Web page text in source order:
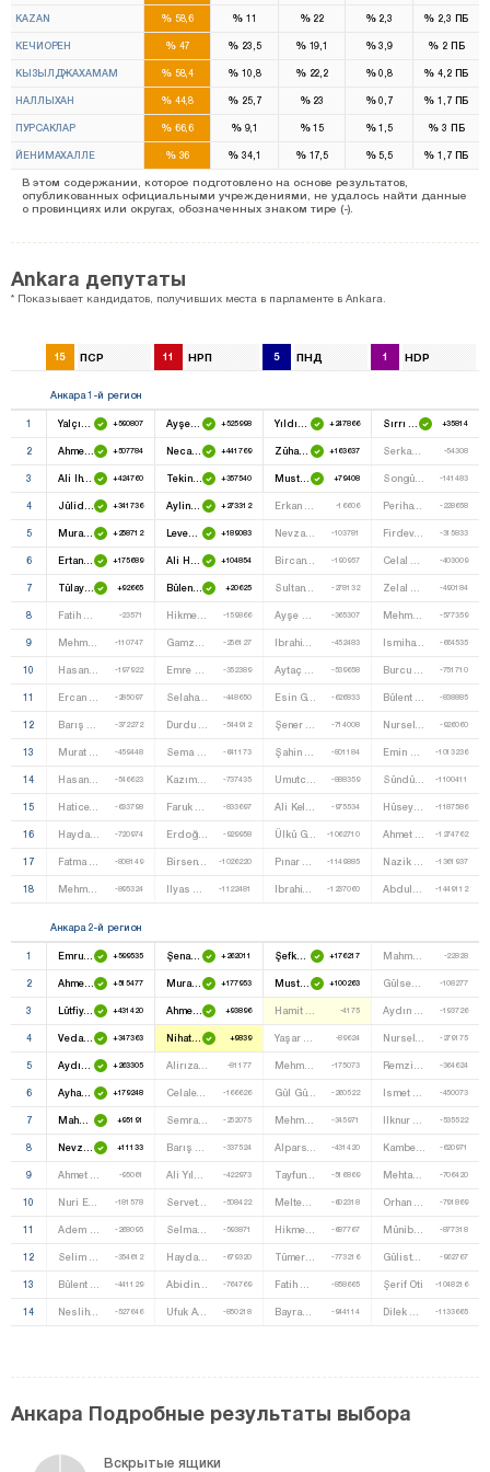
KAZAN %58,6 % 11 %22 %2,3 % 2,3 ПБ
КЕЧИОРЕН %47 % 23,5 %19,1 %3,9 %2 ПБ
КЫЗЫЛДЖАХАМАМ %58,4 % 10,8 %22,2 %0,8 % 4,2 ПБ
НАЛЛЫХАН %44,8 % 25,7 %23 %0,7 % 1,7 ПБ
ПУРСАКЛАР %66,6 %9,1 %15 %1,5 %3 ПБ
ЙЕНИМАХАЛЛЕ %36 % 34,1 %17,5 %5,5 % 1,7 ПБ
В этом содержании, которое подготовлено на основе результатов,
опубликованных официальными учреждениями, не удалось найти данные
о провинциях или округах, обозначенных знаком тире (-).
Ankara депутаты
* Показывает кандидатов, получивших места в парламенте в Ankara.
15 ПСР 11 НРП 5 ПНД 1 HDP
Анкара 1-й регион
1 +590807 Ayşe Gülsün Bilgehan +525998 +247866 +35814
2 Ahmet Gündoğdu +507784 Necati Yılmaz +441769 Zühal Topçu +163637 Serkan Özkan -54308
3 Ali Ihsan Arslan +424760 Tekin Bingöl +357540 Mustafa Erdem +79408 Songül Erol Abdil -141483
4 +341736 Aylin Nazlıaka +273312 -16606 Perihan Kiraz -228658
5 Murat Alparslan +258712 Levent Gök +189083 Nevzat Aypek -103781 Firdevs Kantar -315833
6 Ertan Aydın +175689 +104854 Bircan Akyıldız -190957 -403009
7 Tülay Selamoğlu +92665 Bülent Kuşoğlu +20625 Sultan Gündüz -278132 -490184
8 -23571 Hikmet Tepe -159866 -365307 Mehmet Tekin Okay -577359
9 Mehmet Emin Zararsız -110747 -256127 -452483 Ismihan Sarıateş -664535
10 Hasan Albayrak -197922 -352389 -539658 -751710
11 -285097 Selahattin Emre -448650 Esin Gürel -626833 -838885
12 -372272 -544912 -714008 -926060
13 -459448 -641173 -801184 -1013236
14 Hasan Karagöz -546623 Kazım Sönmez -737435 -888359 Sündüz Keleş -1100411
15 Hatice Demirtaş -633798 -833697 -975534 Hüseyin Ateş -1187586
16 Haydar Şahin -720974 Erdoğan Kılıç -929958 Ülkü Gök Güven -1062710 -1274762
17 -808149 Birsen Temir -1026220 -1149885 -1361937
18 Mehmet Ali Canlı -895324 -1122481 -1237060 -1449112
Анкара 2-й регион
1 Emrullah Işler +599535 Şenal Sarıhan +262011 Şefkat Çetin +176217 Mahmut Menduh Uyan -22828
2 Ahmet Iyimaya +515477 Murat Emir +177953 Mustafa Mit +100263 Gülsen Ülker -108277
3 Lütfiye Selva Çam +431420 Ahmet Haluk Koç +93896 -4175 -193726
4 Vedat Bilgin +347363 Nihat Yeşil +9839 -89624 -279175
5 +263305 -81177 Mehmet Damar -175073 -364624
6 Ayhan Yılmaz +179248 Celalettin Koç -166626 Gül Gülser Kılıçarslan -260522 -450073
7 Mahmut Sami Mallı +95191 Semra Dinçer -252075 Mehmet Ali Tanrıverdi -345971 -535522
8 +11133 -337524 -431420 Kamber Ateş -620971
9 -95061 -422973 Tayfun Ünal -516869 Mehtap Özkan Deliduman -706420
10 Nuri Elibol -181578 Servet Ünsal -508422 Meltem Hatice Uluç -602318 -791869
11 -268095 Selma Ergen -593871 Hikmet Durgut -687767 Münibe Koç -877318
12 -354612 Haydar Doğan -679320 Tümer Zeytin -773216 Gülistan Aydoğdu -962767
13 -441129 Abidin Şahin -764769 -858665 Şerif Oti -1048216
14 Neslihan Cenk -527646 Ufuk Ataç -850218 Bayramali Temizer -944114 -1133665
Анкара Подробные результаты выбора
Вскрытые ящики